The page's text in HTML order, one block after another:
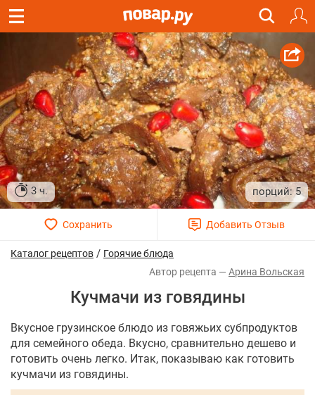
3 ч. 5
Каталог рецептов / Горячие блюда
Арина Вольская
Кучмачи из говядины
Вкусное грузинское блюдо из говяжьих субпродуктов
для семейного обеда. Вкусно, сравнительно дешево и
готовить очень легко. Итак, показываю как готовить
кучмачи из говядины.